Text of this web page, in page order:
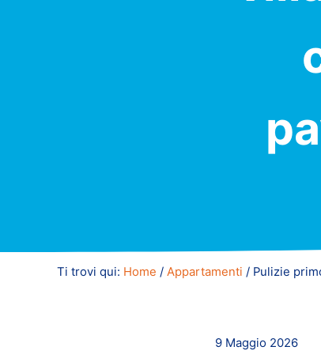
Ti trovi qui: Home / Appartamenti / Pulizie
9 Maggio 2026